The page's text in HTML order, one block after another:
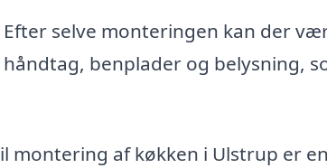
Efter selve monteringen kan der
benplader og belysning,
af køkken i Ulstrup er